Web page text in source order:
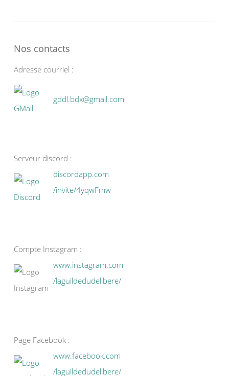
Nos contacts
Adresse courriel :
gddl.bdx@gmail.com
Serveur discord :
discordapp.com
/invite/4yqwFmw
Compte Instagram :
www.instagram.com
/laguildedudelibere/
Page Facebook :
www.facebook.com
/laguildedudelibere/